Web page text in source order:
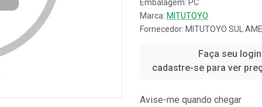
Embalagem: PC
Marca: MITUTOYO
Fornecedor: MITUTOYO SUL
Faça seu
cadastre-se para ver
Avise-me quando chegar